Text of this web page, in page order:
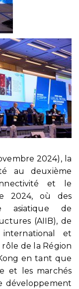
2024), la
au deuxième
et le
2024, où des
asiatique de
(AIIB), de
international et
de la Région
en tant que
et les marchés
développement